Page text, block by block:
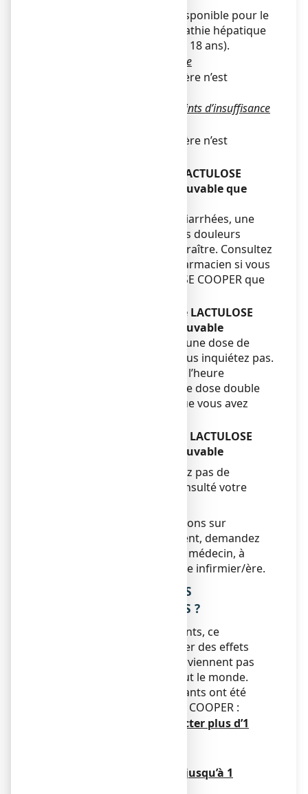
Il n’existe pas de donnée disponible pour le
traitement de l’encéphalopathie hépatique
chez l’enfant (nouveau-né à 18 ans).
Utilisation chez la personne âgée
Aucune posologie particulière n’est
Utilisation chez les patients atteints d’insuffisance
Aucune posologie particulière n’est
Si vous avez pris plus de LACTULOSE
COOPER 66,5%, solution buvable que
En cas de surdosage, des diarrhées, une
fuite des électrolytes ou des douleurs
abdominales peuvent apparaître. Consultez
votre médecin ou votre pharmacien si vous
avez pris plus de LACTULOSE COOPER que
Si vous oubliez de prendre LACTULOSE
COOPER 66,5%, solution buvable
Si vous oubliez de prendre une dose de
LACTULOSE COOPER, ne vous inquiétez pas.
Prenez la prochaine dose à l’heure
habituelle. Ne prenez pas de dose double
pour compenser la dose que vous avez
Si vous arrêtez de prendre LACTULOSE
COOPER 66,5%, solution buvable
N’arrêtez pas ou ne changez pas de
traitement avant d’avoir consulté votre
Si vous avez d’autres questions sur
l’utilisation de ce médicament, demandez
plus d’informations à votre médecin, à
votre pharmacien ou à votre infirmier/ère.
4. QUELS SONT LES EFFETS
INDESIRABLES EVENTUELS ?
Comme tous les médicaments, ce
médicament peut provoquer des effets
indésirables, mais ils ne surviennent pas
systématiquement chez tout le monde.
Les effets indésirables suivants ont été
rapportés avec LACTULOSE COOPER :
Très fréquent (pouvant affecter plus d’1
Fréquent (pouvant affecter jusqu’à 1